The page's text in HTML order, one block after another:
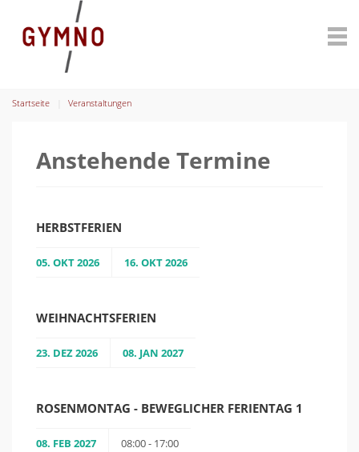
Startseite Veranstaltungen
Anstehende Termine
HERBSTFERIEN
05. OKT 2026 16. OKT 2026
WEIHNACHTSFERIEN
23. DEZ 2026 08. JAN 2027
ROSENMONTAG - BEWEGLICHER FERIENTAG 1
08. FEB 2027 08:00 - 17:00